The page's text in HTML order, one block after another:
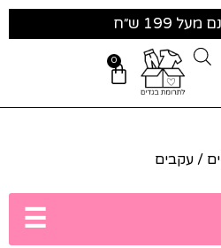
199 ש״ח
0
/ עקבים
☰